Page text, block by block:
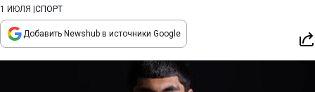
1 ИЮЛЯ СПОРТ
Добавить Newshub в источники Google